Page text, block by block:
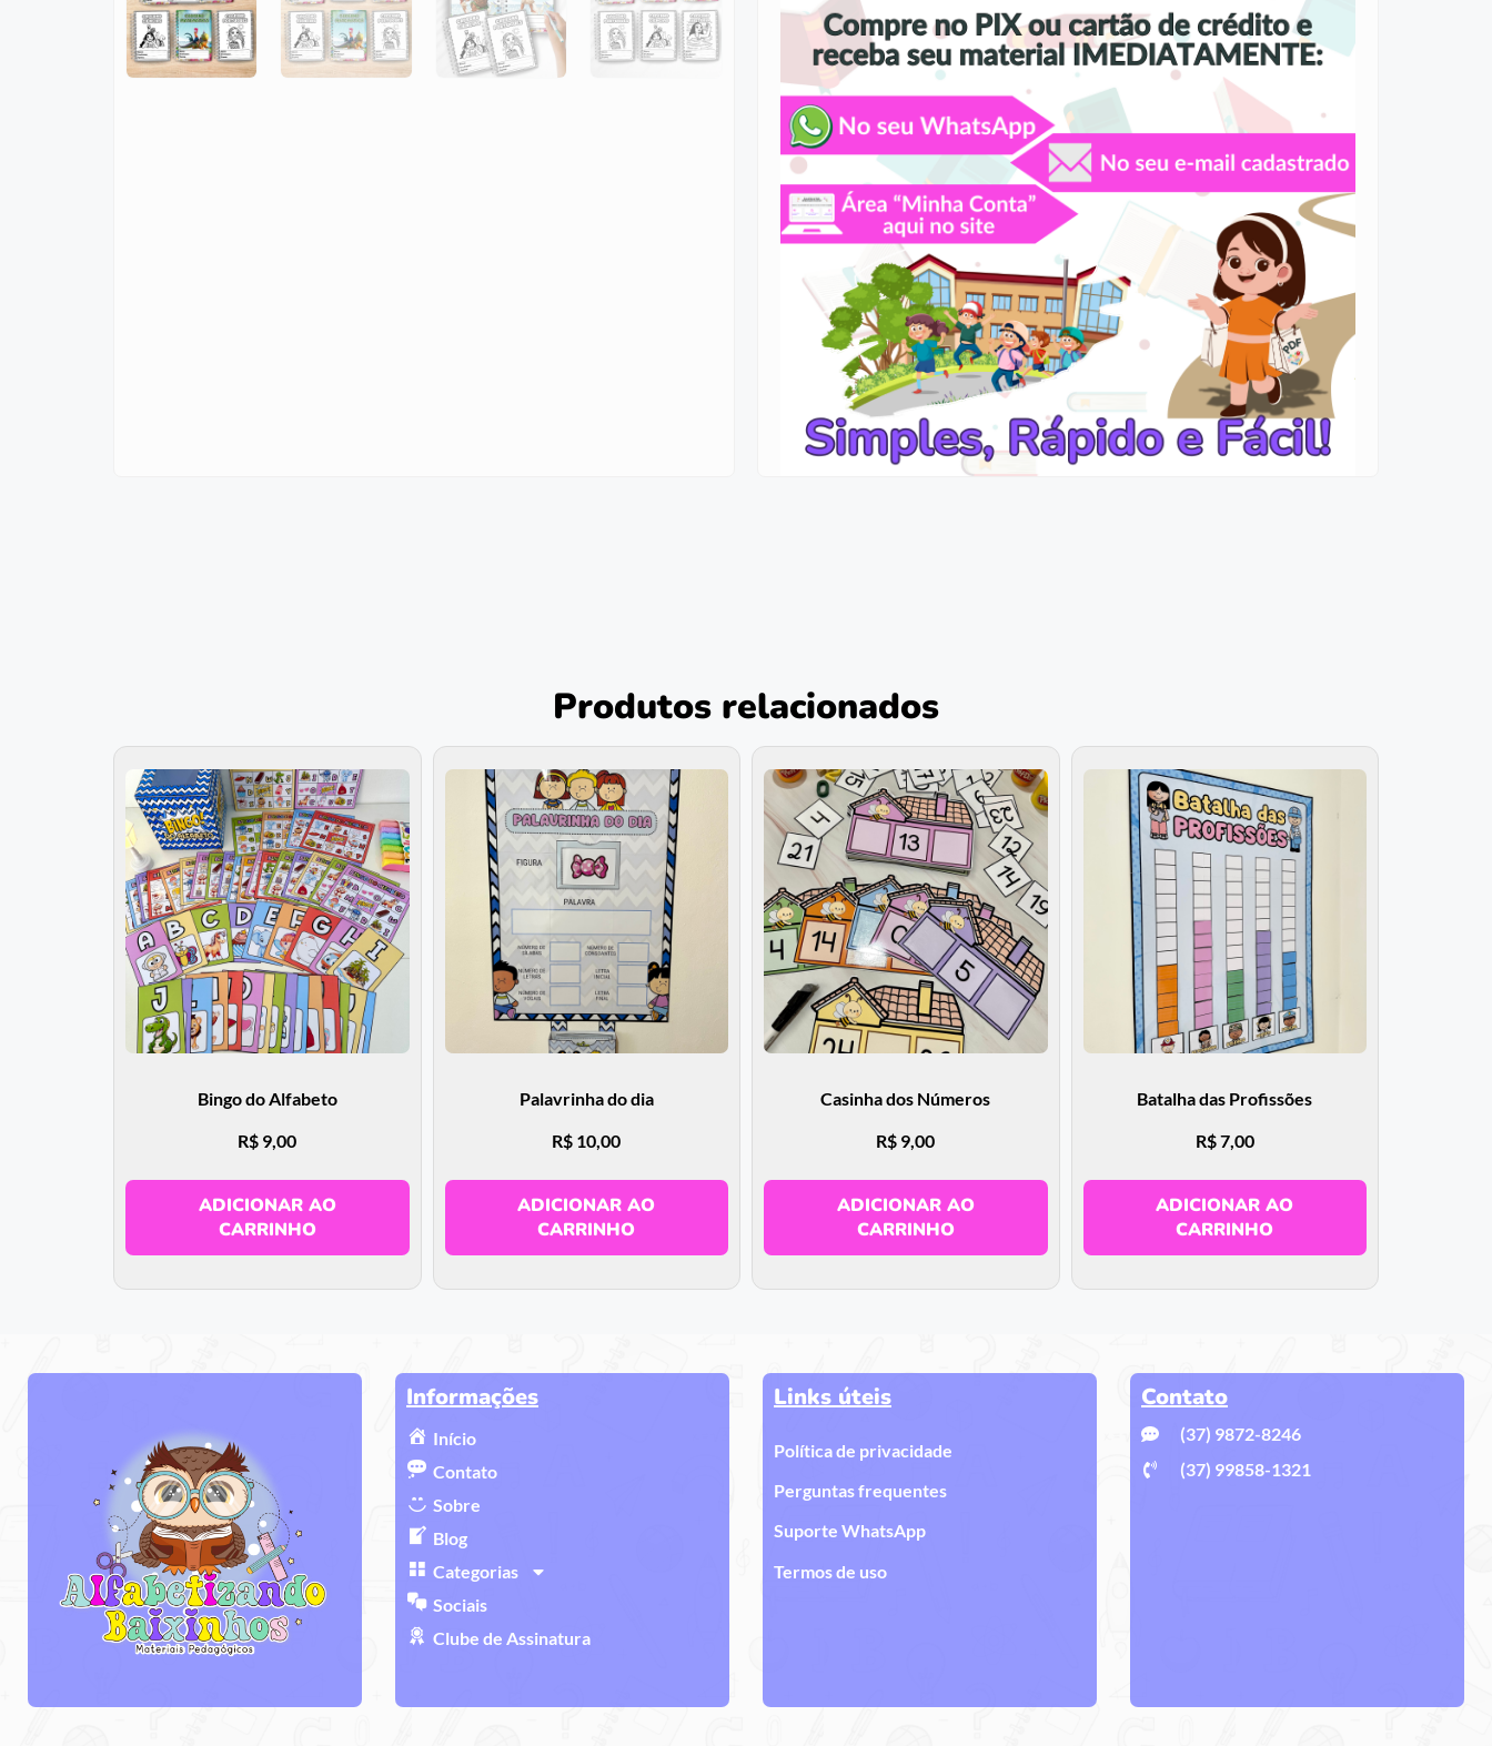
Produtos relacionados
Bingo do Alfabeto
R$ 9,00
ADICIONAR AO
CARRINHO
Palavrinha do dia
R$ 10,00
ADICIONAR AO
CARRINHO
Casinha dos Números
R$ 9,00
ADICIONAR AO
CARRINHO
Batalha das Profissões
R$7,00
ADICIONAR AO
CARRINHO
Informações
Início
Contato
Sobre
Blog
Categorias
Sociais
Clube de Assinatura
Links úteis
Política de privacidade
Perguntas frequentes
Suporte WhatsApp
Termos de uso
Contato
(37) 9872-8246
(37) 99858-1321